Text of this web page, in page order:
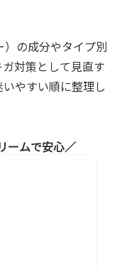
の成分やタイプ別
対策として見直す
やすい順に整理し
ームで安心